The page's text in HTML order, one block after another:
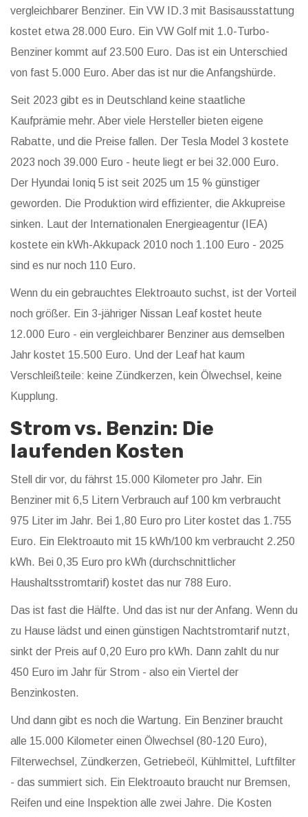
vergleichbarer Benziner. Ein VW ID.3 mit Basisausstattung
kostet etwa 28.000 Euro. Ein VW Golf mit 1.0-Turbo-
Benziner kommt auf 23.500 Euro. Das ist ein Unterschied
von fast 5.000 Euro. Aber das ist nur die Anfangshürde.
Seit 2023 gibt es in Deutschland keine staatliche
Kaufprämie mehr. Aber viele Hersteller bieten eigene
Rabatte, und die Preise fallen. Der Tesla Model 3 kostete
2023 noch 39.000 Euro - heute liegt er bei 32.000 Euro.
Der Hyundai Ioniq 5 ist seit 2025 um 15 % günstiger
geworden. Die Produktion wird effizienter, die Akkupreise
sinken. Laut der Internationalen Energieagentur (IEA)
kostete ein kWh-Akkupack 2010 noch 1.100 Euro - 2025
sind es nur noch 110 Euro.
Wenn du ein gebrauchtes Elektroauto suchst, ist der Vorteil
noch größer. Ein 3-jähriger Nissan Leaf kostet heute
12.000 Euro - ein vergleichbarer Benziner aus demselben
Jahr kostet 15.500 Euro. Und der Leaf hat kaum
Verschleißteile: keine Zündkerzen, kein Ölwechsel, keine
Kupplung.
Strom vs. Benzin: Die
laufenden Kosten
Stell dir vor, du fährst 15.000 Kilometer pro Jahr. Ein
Benziner mit 6,5 Litern Verbrauch auf 100 km verbraucht
975 Liter im Jahr. Bei 1,80 Euro pro Liter kostet das 1.755
Euro. Ein Elektroauto mit 15 kWh/100 km verbraucht 2.250
kWh. Bei 0,35 Euro pro kWh (durchschnittlicher
Haushaltsstromtarif) kostet das nur 788 Euro.
Das ist fast die Hälfte. Und das ist nur der Anfang. Wenn du
zu Hause lädst und einen günstigen Nachtstromtarif nutzt,
sinkt der Preis auf 0,20 Euro pro kWh. Dann zahlt du nur
450 Euro im Jahr für Strom - also ein Viertel der
Benzinkosten.
Und dann gibt es noch die Wartung. Ein Benziner braucht
alle 15.000 Kilometer einen Ölwechsel (80-120 Euro),
Filterwechsel, Zündkerzen, Getriebeöl, Kühlmittel, Luftfilter
- das summiert sich. Ein Elektroauto braucht nur Bremsen,
Reifen und eine Inspektion alle zwei Jahre. Die Kosten